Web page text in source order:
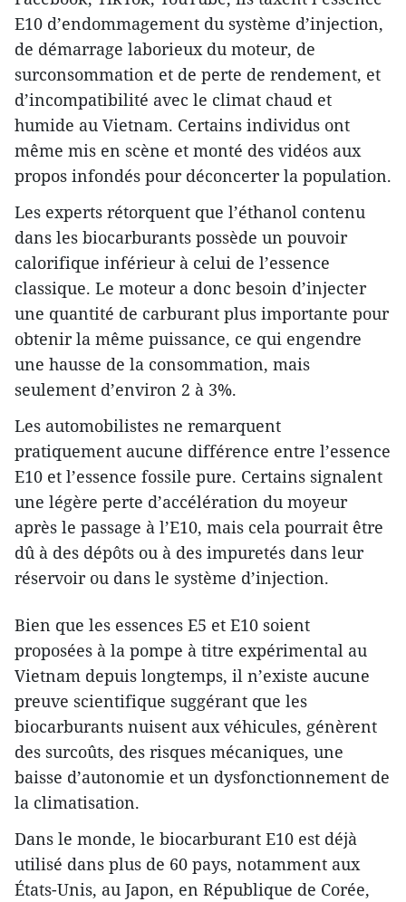
E10 d’endommagement du système d’injection,
de démarrage laborieux du moteur, de
surconsommation et de perte de rendement, et
d’incompatibilité avec le climat chaud et
humide au Vietnam. Certains individus ont
même mis en scène et monté des vidéos aux
propos infondés pour déconcerter la population.
Les experts rétorquent que l’éthanol contenu
dans les biocarburants possède un pouvoir
calorifique inférieur à celui de l’essence
classique. Le moteur a donc besoin d’injecter
une quantité de carburant plus importante pour
obtenir la même puissance, ce qui engendre
une hausse de la consommation, mais
seulement d’environ 2 à 3%.
Les automobilistes ne remarquent
pratiquement aucune différence entre l’essence
E10 et l’essence fossile pure. Certains signalent
une légère perte d’accélération du moyeur
après le passage à l’E10, mais cela pourrait être
dû à des dépôts ou à des impuretés dans leur
réservoir ou dans le système d’injection.
Bien que les essences E5 et E10 soient
proposées à la pompe à titre expérimental au
Vietnam depuis longtemps, il n’existe aucune
preuve scientifique suggérant que les
biocarburants nuisent aux véhicules, génèrent
des surcoûts, des risques mécaniques, une
baisse d’autonomie et un dysfonctionnement de
la climatisation.
Dans le monde, le biocarburant E10 est déjà
utilisé dans plus de 60 pays, notamment aux
États-Unis, au Japon, en République de Corée,